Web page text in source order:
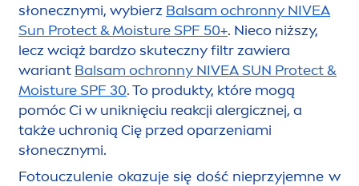
słonecznymi, wybierz Balsam ochronny NIVEA
Sun Protect& Moisture SPF 50+. Nieco niższy,
lecz wciąż bardzo skuteczny filtr zawiera
wariant Balsam ochronny NIVEASUN Protect&
Moisture SPF 30.To produkty, które mogą
pomóc Ci w uniknięciu reakcji alergicznej, a
także uchronią Cię przed oparzeniami
słonecznymi.
Fotouczulenie okazuje się dość nieprzyjemne w